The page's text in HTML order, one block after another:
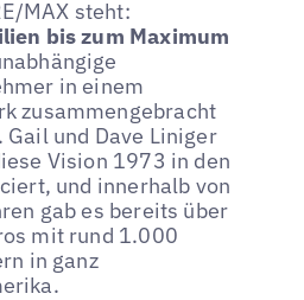
MAX steht:
bis zum Maximum
in einem
zusammengebracht
Gail und Dave Liniger
Vision 1973 in den
und innerhalb von
gab es bereits über
mit rund 1.000
in ganz